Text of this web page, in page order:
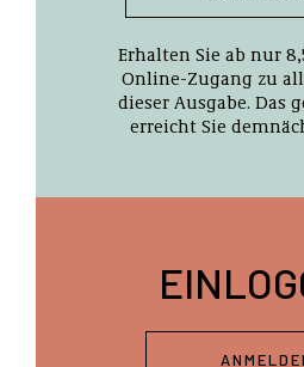
Erhalten Sie ab nur
Online-Zugang zu
dieser Ausgabe. Das
erreicht Sie